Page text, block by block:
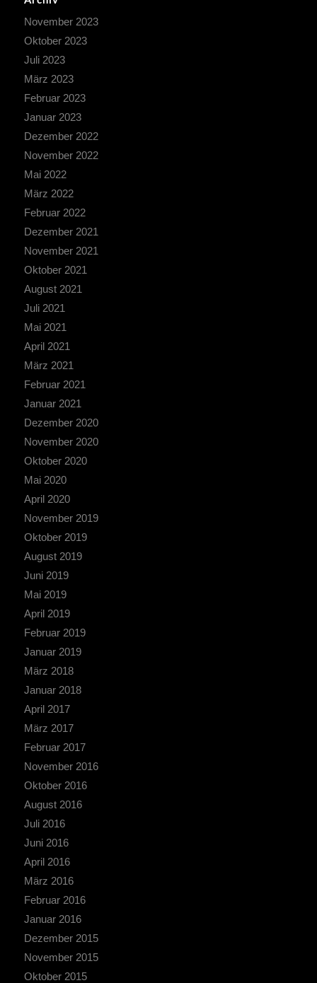
November 2023
Oktober 2023
Juli 2023
März 2023
Februar 2023
Januar 2023
Dezember 2022
November 2022
Mai 2022
März 2022
Februar 2022
Dezember 2021
November 2021
Oktober 2021
August 2021
Juli 2021
Mai 2021
April 2021
März 2021
Februar 2021
Januar 2021
Dezember 2020
November 2020
Oktober 2020
Mai 2020
April 2020
November 2019
Oktober 2019
August 2019
Juni 2019
Mai 2019
April 2019
Februar 2019
Januar 2019
März 2018
Januar 2018
April 2017
März 2017
Februar 2017
November 2016
Oktober 2016
August 2016
Juli 2016
Juni 2016
April 2016
März 2016
Februar 2016
Januar 2016
Dezember 2015
November 2015
Oktober 2015